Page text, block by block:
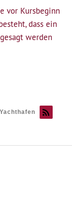
vor Kursbeginn
dass ein
werden